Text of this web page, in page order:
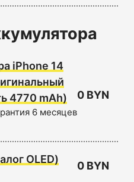
iPhone 14
4770 mAh)
6 месяцев
0 BYN
OLED)
0 BYN